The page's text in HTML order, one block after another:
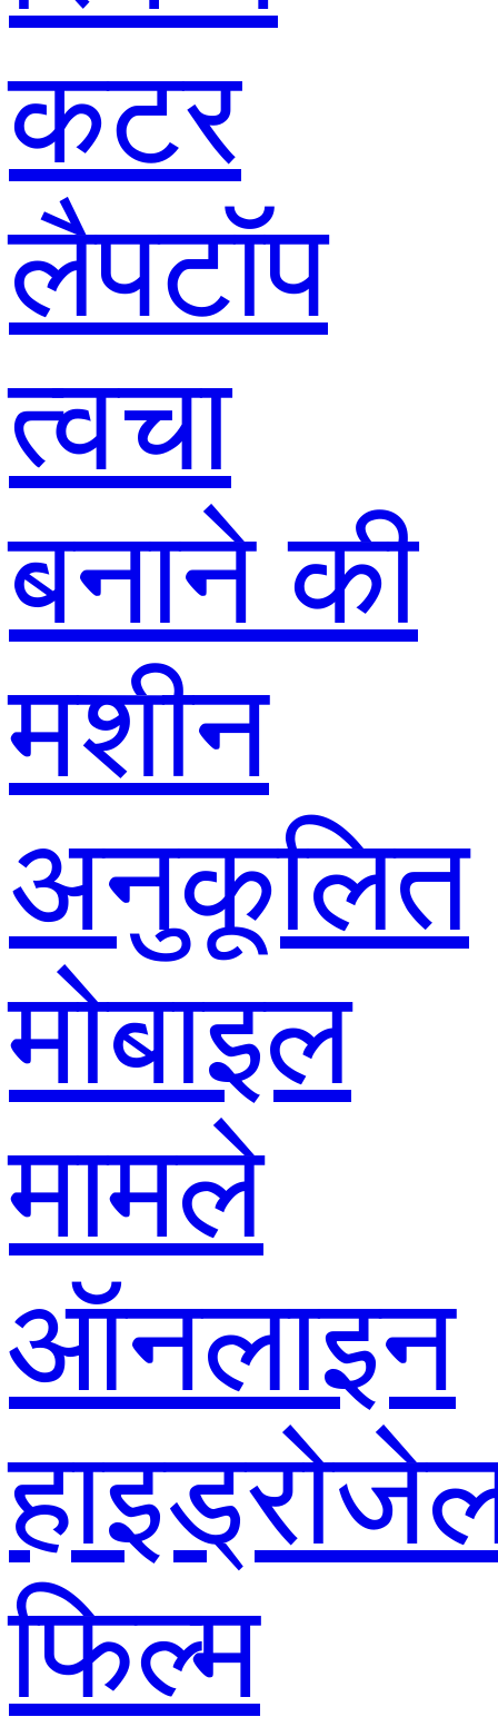
कटर
लैपटॉप
त्वचा
बनाने की
मशीन
अनुकूलित
मोबाइल
मामले
ऑनलाइन
फिल्म